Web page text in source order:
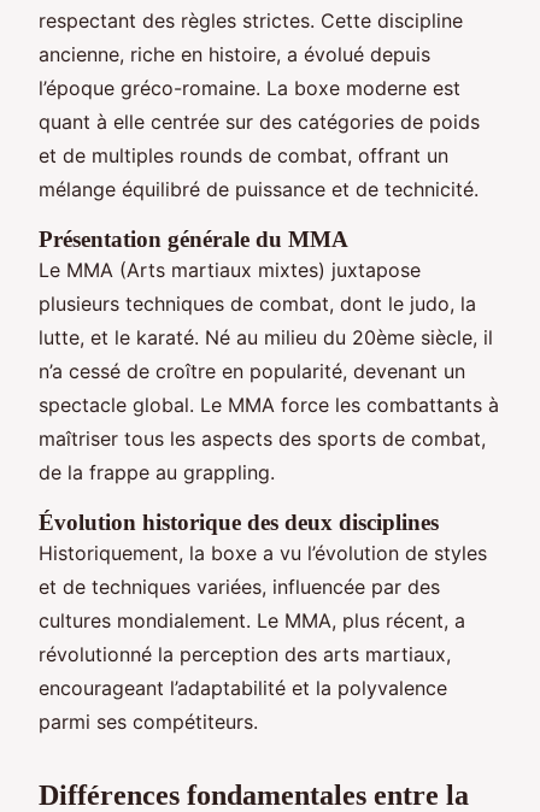
respectant des règles strictes. Cette discipline
ancienne, riche en histoire, a évolué depuis
l’époque gréco-romaine. La boxe moderne est
quant à elle centrée sur des catégories de poids
et de multiples rounds de combat, offrant un
mélange équilibré de puissance et de technicité.
Présentation générale du MMA
Le MMA (Arts martiaux mixtes) juxtapose
plusieurs techniques de combat, dont le judo, la
lutte, et le karaté. Né au milieu du 20ème siècle, il
n’a cessé de croître en popularité, devenant un
spectacle global. Le MMA force les combattants à
maîtriser tous les aspects des sports de combat,
de la frappe au grappling.
Évolution historique des deux disciplines
Historiquement, la boxe a vu l’évolution de styles
et de techniques variées, influencée par des
cultures mondialement. Le MMA, plus récent, a
révolutionné la perception des arts martiaux,
encourageant l’adaptabilité et la polyvalence
parmi ses compétiteurs.
Différences fondamentales entre la